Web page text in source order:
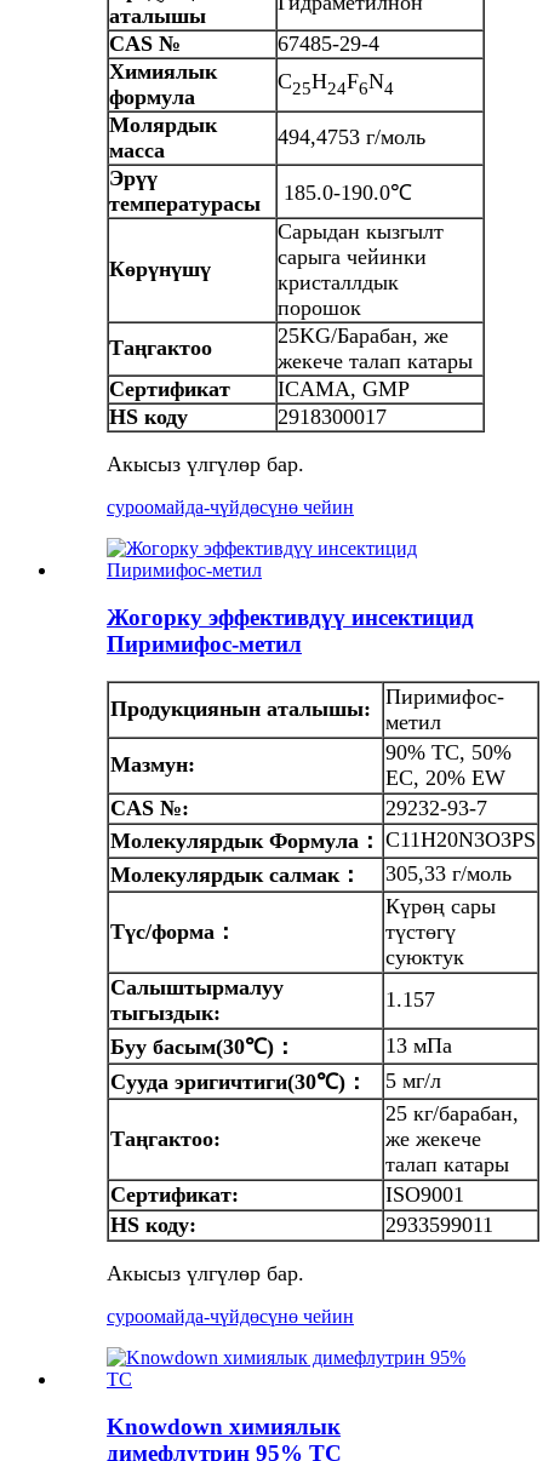
аталышы
CAS №
67485-29-4
Химиялык
формула
C25H24F6N4
Молярдык
масса
494,4753 г/моль
Эрүү
температурасы
185.0-190.0℃
Көрүнүшү
Сарыдан кызгылт
сарыга чейинки
кристаллдык
порошок
Таңгактоо
25KG/Барабан, же
жекече талап катары
Сертификат
ICAMA, GMP
HS коду
2918300017
Акысыз үлгүлөр бар.
суроомайда-чүйдөсүнө чейин
Жогорку эффективдүү инсектицид
Пиримифос-метил
Продукциянын аталышы:
Пиримифос-
метил
Мазмун:
90% TC, 50%
EC, 20% EW
CAS №:
29232-93-7
Молекулярдык Формула ： C11H20N3O3PS
Молекулярдык салмак ： 305,33 г/моль
Түс/форма ：
Күрөң сары
түстөгү
суюктук
Салыштырмалуу
тыгыздык:
1.157
Буу басым(30℃)：
13 мПа
Сууда эригичтиги(30℃)： 5 мг/л
Таңгактоо:
25 кг/барабан,
же жекече
талап катары
Сертификат:
ISO9001
HS коду:
2933599011
Акысыз үлгүлөр бар.
суроомайда-чүйдөсүнө чейин
Knowdown химиялык
димефлутрин 95% TC